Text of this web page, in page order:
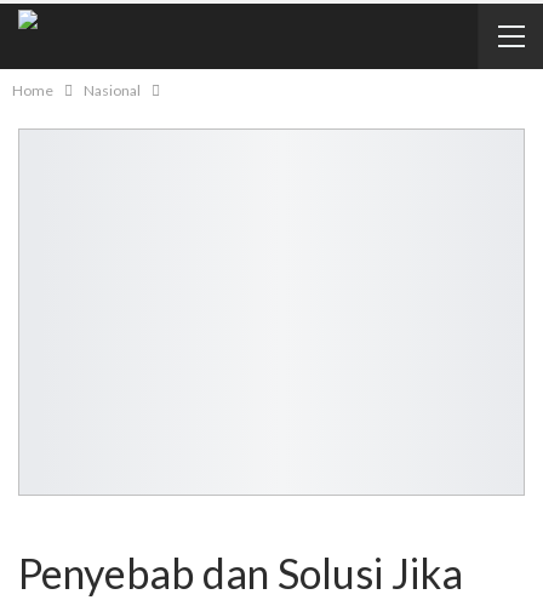
Home Nasional
Penyebab dan Solusi Jika